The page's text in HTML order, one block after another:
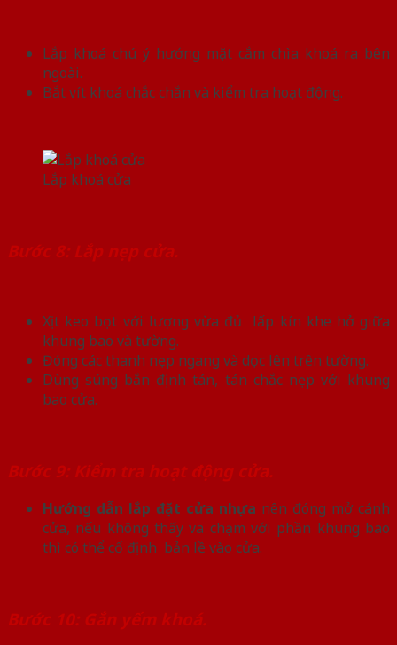
Lắp khoá chú ý hướng mặt cắm chìa khoá ra bên
ngoài.
Bắt vít khoá chắc chắn và kiểm tra hoạt động.
Lắp khoá cửa
Bước 8: Lắp nẹp cửa.
Xịt keo bọt với lượng vừa đủ lấp kín khe hở giữa
khung bao và tường.
Đóng các thanh nẹp ngang và dọc lên trên tường.
Dùng súng bắn định tán, tán chắc nẹp với khung
bao cửa.
Bước 9: Kiểm tra hoạt động cửa.
Hướng dẫn lắp đặt cửa nhựa nên đóng mở cánh
cửa, nếu không thấy va chạm với phần khung bao
thì có thể cố định bản lề vào cửa.
Bước 10: Gắn yếm khoá.